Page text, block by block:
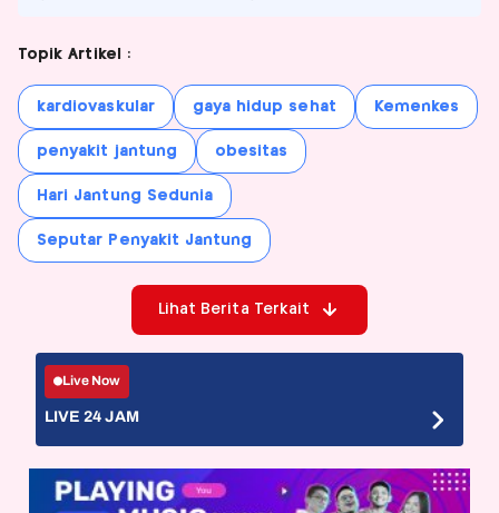
Topik Artikel :
kardiovaskular gaya hidup sehat Kemenkes
penyakit jantung obesitas
Hari Jantung Sedunia
Seputar Penyakit Jantung
Lihat Berita Terkait
Live Now
LIVE 24 JAM